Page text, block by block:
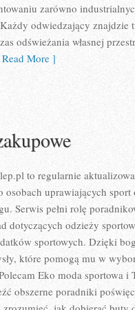
zarówno
odwiedzający znajdzie
odświeżania własnej
More ]
to regularnie
osobach uprawiających
Serwis pełni rolę
dotyczących odzieży
sportowych. Dzięki
które pomogą mu w
Eko moda sportowa i
obszerne poradniki